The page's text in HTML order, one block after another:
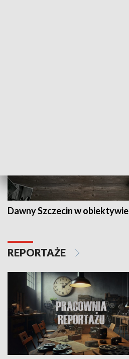
Dawny Szczecin w obiektywie
REPORTAŻE